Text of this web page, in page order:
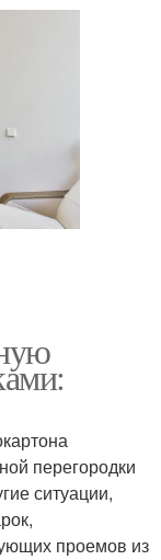
перегородки
ситуации,
проемов из